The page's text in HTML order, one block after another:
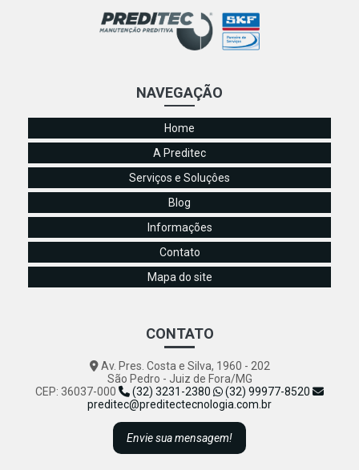
NAVEGAÇÃO
Home
A Preditec
Serviços e Soluçôes
Blog
Informações
Contato
Mapa do site
CONTATO
Av. Pres. Costa e Silva, 1960 - 202
São Pedro - Juiz de Fora/MG
CEP: 36037-000
(32) 3231-2380
(32) 99977-8520
preditec@preditectecnologia.com.br
Envie sua mensagem!